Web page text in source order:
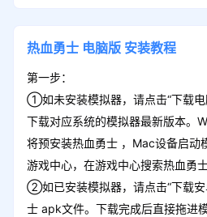
热血勇士 电脑版 安装教程
第一步：
①如未安装模拟器，请点击“下载电
下载对应系统的模拟器最新版本。
将预安装热血勇士 ，Mac设备启动
游戏中心，在游戏中心搜索热血勇
②如已安装模拟器，请点击“下载安
士 apk文件。下载完成后直接拖进